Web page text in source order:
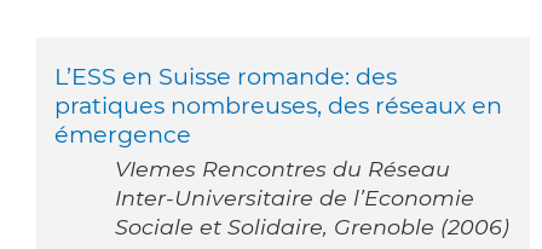
L’ESS en Suisse romande: des
pratiques nombreuses, des réseaux en
émergence
VIemes Rencontres du Réseau
Inter-Universitaire de l’Economie
Sociale et Solidaire, Grenoble (2006)